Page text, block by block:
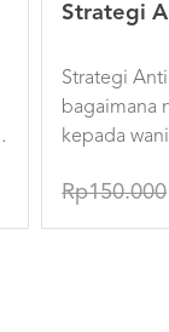
Strategi
Strategi
bagaimana
kepada
Rp150.000